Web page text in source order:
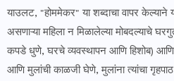
याउलट, "होममेकर" या शब्दाचा वापर केल्याने
असणाऱ्या महिला न मिळालेल्या मोबदल्याचे
कपडे धुणे, घरचे व्यवस्थापन आणि हिशोब)
आणि मुलांची काळजी घेणे, मुलांना त्यांचा